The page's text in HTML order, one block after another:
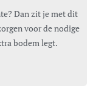
voor de nodige
bodem legt.